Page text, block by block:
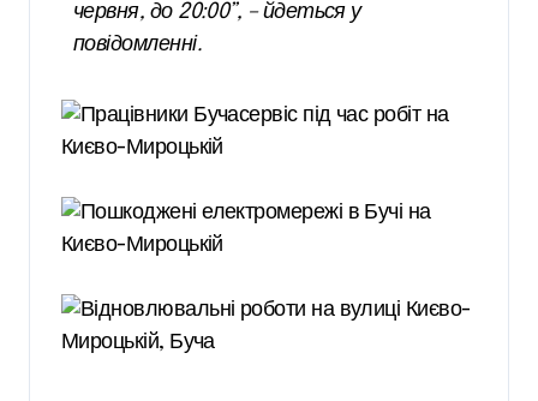
червня, до 20:00”, – йдеться у
повідомленні.